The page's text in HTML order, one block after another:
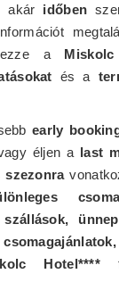
akár időben
a
és a
early
éljen a last
szezonra
Hotel****